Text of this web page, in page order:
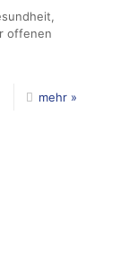
offenen
mehr »